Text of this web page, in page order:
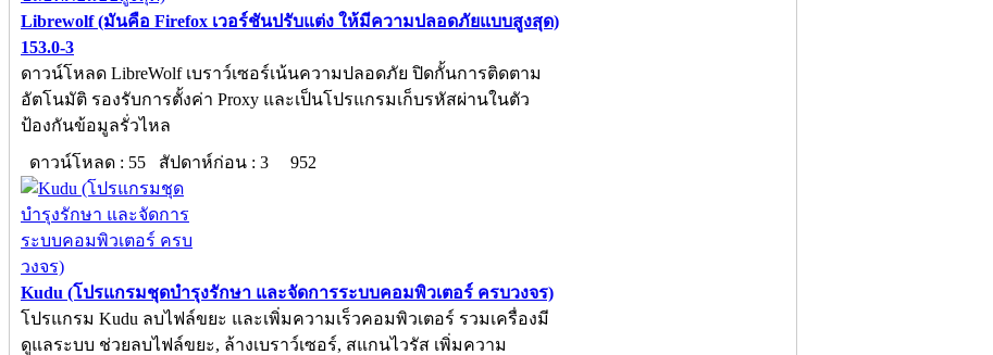
Librewolf (มันคือ Firefox เวอร์ชันปรับแต่ง ให้มีความปลอดภัยแบบสูงสุด)
153.0-3
ดาวน์โหลด LibreWolf เบราว์เซอร์เน้นความปลอดภัย ปิดกั้นการติดตาม
อัตโนมัติ รองรับการตั้งค่า Proxy และเป็นโปรแกรมเก็บรหัสผ่านในตัว
ป้องกันข้อมูลรั่วไหล
ดาวน์โหลด : 55 สัปดาห์ก่อน : 3
952
Kudu (โปรแกรมชุดบำรุงรักษา และจัดการระบบคอมพิวเตอร์ ครบวงจร)
โปรแกรม Kudu ลบไฟล์ขยะ และเพิ่มความเร็วคอมพิวเตอร์ รวมเครื่องมี
ดูแลระบบ ช่วยลบไฟล์ขยะ, ล้างเบราว์เซอร์, สแกนไวรัส เพิ่มความ